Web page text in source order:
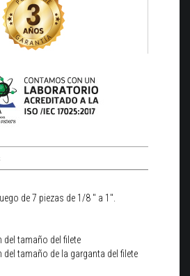
de 7 piezas de 1/8 " a 1".
tamaño del filete
tamaño de la garganta del filete